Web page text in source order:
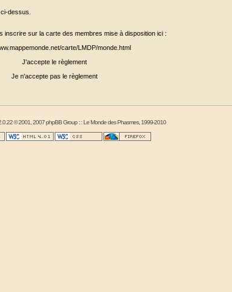
dessus.
inscrire sur la carte des membres mise à disposition ici :
carte/LMDP/monde.html
J'accepte le règlement
Je n'accepte pas le règlement
© 2001, 2007 phpBB Group : :Le Monde des Phasmes, 1999-2010